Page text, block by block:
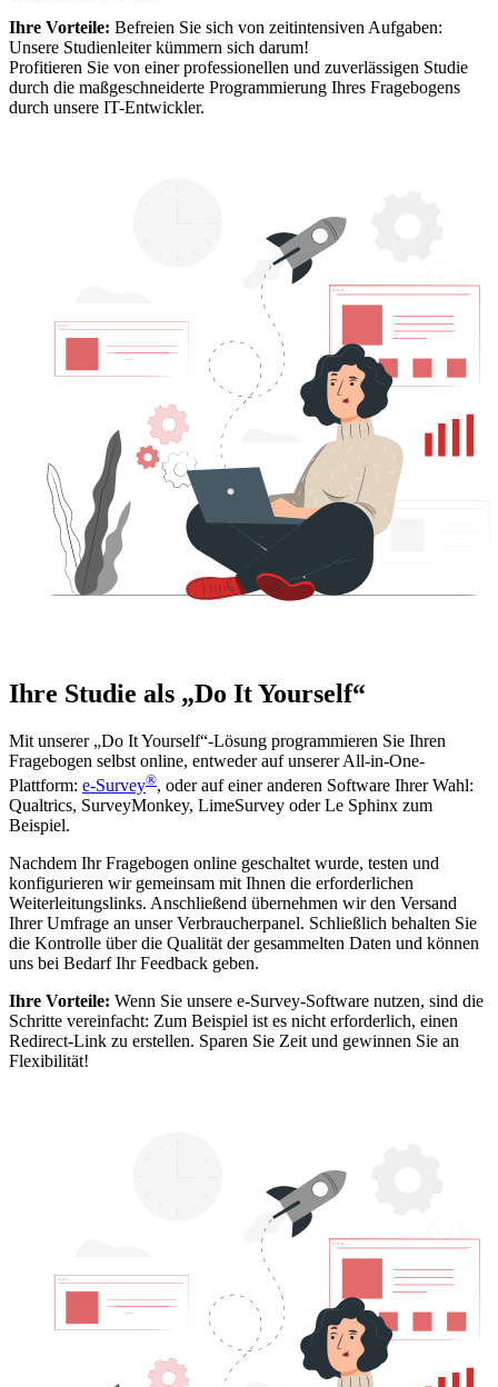
Ihre Vorteile: Befreien Sie sich von zeitintensiven Aufgaben:
Unsere Studienleiter kümmern sich darum!
Profitieren Sie von einer professionellen und zuverlässigen Studie
durch die maßgeschneiderte Programmierung Ihres Fragebogens
durch unsere IT-Entwickler.
Ihre Studie als „Do It Yourself“
Mit unserer „Do It Yourself“-Lösung programmieren Sie Ihren
Fragebogen selbst online, entweder auf unserer All-in-One-
Plattform: e-Survey®, oder auf einer anderen Software Ihrer Wahl:
Qualtrics, SurveyMonkey, LimeSurvey oder Le Sphinx zum
Beispiel.
Nachdem Ihr Fragebogen online geschaltet wurde, testen und
konfigurieren wir gemeinsam mit Ihnen die erforderlichen
Weiterleitungslinks. Anschließend übernehmen wir den Versand
Ihrer Umfrage an unser Verbraucherpanel. Schließlich behalten Sie
die Kontrolle über die Qualität der gesammelten Daten und können
uns bei Bedarf Ihr Feedback geben.
Ihre Vorteile: Wenn Sie unsere e-Survey-Software nutzen, sind die
Schritte vereinfacht: Zum Beispiel ist es nicht erforderlich, einen
Redirect-Link zu erstellen. Sparen Sie Zeit und gewinnen Sie an
Flexibilität!